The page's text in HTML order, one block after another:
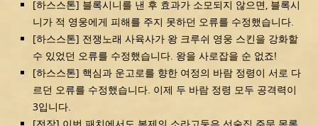
[하스스톤] 블록시니를 낸 후 효과가 소모되지 않으면, 블록시
니가 적 영웅에게 피해를 주지 못하던 오류를 수정했습니다.
[하스스톤] 전쟁노래 사육사가 왕 크루쉬 영웅 스킨을 강화할
수 있었던 오류를 수정했습니다. 왕을 사로잡을 순 없죠!
[하스스톤] 핵심과 운고로를 향한 여정의 바람 정령이 서로 다
르던 오류를 수정했습니다. 이제 두 바람 정령 모두 공격력이
3입니다.